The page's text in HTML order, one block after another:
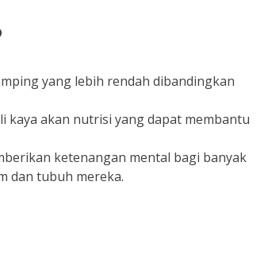
yang lebih rendah dibandingkan
kaya akan nutrisi yang dapat membantu
ketenangan mental bagi banyak
dan tubuh mereka.